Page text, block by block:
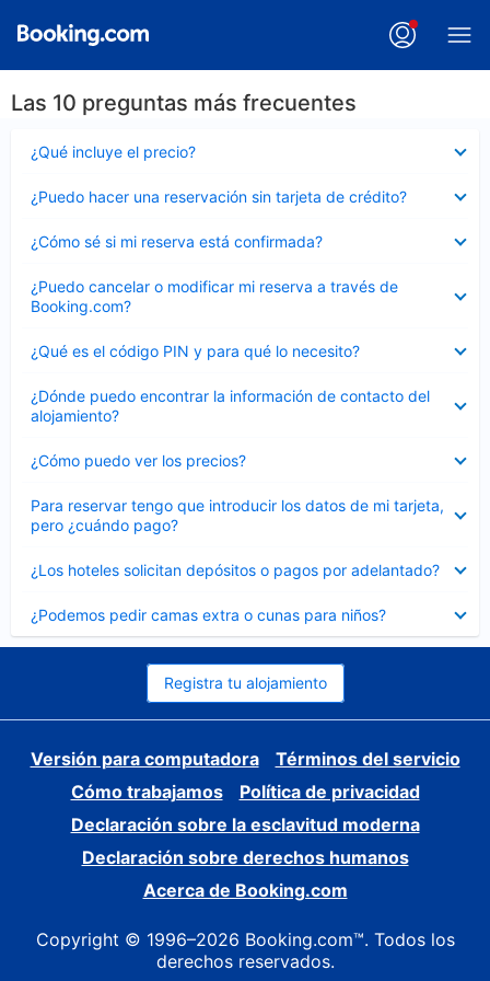
Las 10 preguntas más frecuentes
¿Qué incluye el precio?
cerrado
¿Puedo hacer una reservación sin tarjeta de crédito?
cerrado
¿Cómo sé si mi reserva está confirmada?
cerrado
¿Puedo cancelar o modificar mi reserva a través de
Booking.com?
cerrado
¿Qué es el código PIN y para qué lo necesito?
cerrado
¿Dónde puedo encontrar la información de contacto del
alojamiento?
cerrado
¿Cómo puedo ver los precios?
cerrado
Para reservar tengo que introducir los datos de mi tarjeta,
pero ¿cuándo pago?
cerrado
¿Los hoteles solicitan depósitos o pagos por adelantado?
cerrado
¿Podemos pedir camas extra o cunas para niños?
cerrado
Registra tu alojamiento
Versión para computadora
Términos del servicio
Cómo trabajamos
Política de privacidad
Declaración sobre la esclavitud moderna
Declaración sobre derechos humanos
Acerca de Booking.com
Copyright © 1996–2026 Booking.com™. Todos los
derechos reservados.